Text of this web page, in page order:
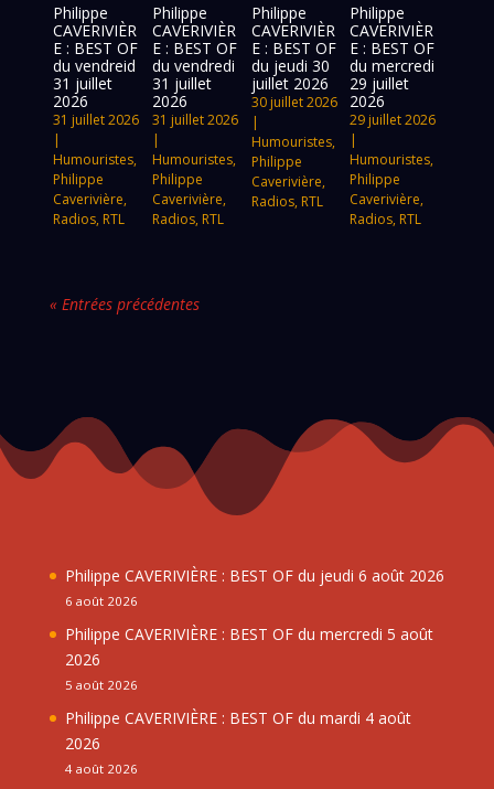
Philippe
CAVERIVIÈR
E : BEST OF
du vendreid
31 juillet
2026
31 juillet 2026
|
Humouristes,
Philippe
Caverivière,
Radios, RTL
Philippe
CAVERIVIÈR
E : BEST OF
du vendredi
31 juillet
2026
31 juillet 2026
|
Humouristes,
Philippe
Caverivière,
Radios, RTL
Philippe
CAVERIVIÈR
E : BEST OF
du jeudi 30
juillet 2026
30 juillet 2026
|
Humouristes,
Philippe
Caverivière,
Radios, RTL
Philippe
CAVERIVIÈR
E : BEST OF
du mercredi
29 juillet
2026
29 juillet 2026
|
Humouristes,
Philippe
Caverivière,
Radios, RTL
« Entrées précédentes
Philippe CAVERIVIÈRE : BEST OF du jeudi 6 août 2026
6 août 2026
Philippe CAVERIVIÈRE : BEST OF du mercredi 5 août
2026
5 août 2026
Philippe CAVERIVIÈRE : BEST OF du mardi 4 août
2026
4 août 2026